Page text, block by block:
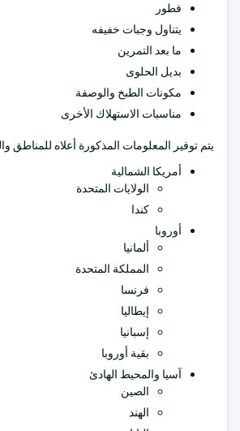
فطور
يتناول وجبات خفيفه
ما بعد التمرين
بديل الحلوى
مكونات الطبخ والوصفة
مناسبات الاستهلاك الأخرى
يتم توفير المعلومات المذكورة أعلاه للمناطق
أمريكا الشمالية
الولايات المتحدة
كندا
أوروبا
ألمانيا
المملكة المتحدة
فرنسا
إيطاليا
إسبانيا
بقية أوروبا
آسيا والمحيط الهادئ
الصين
الهند